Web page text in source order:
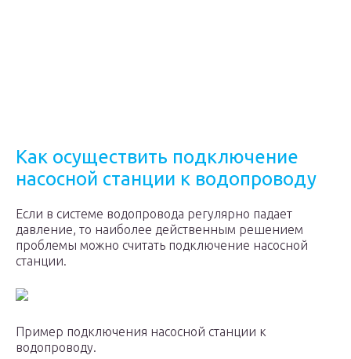
Как осуществить подключение
насосной станции к водопроводу
Если в системе водопровода регулярно падает
давление, то наиболее действенным решением
проблемы можно считать подключение насосной
станции.
Пример подключения насосной станции к
водопроводу.